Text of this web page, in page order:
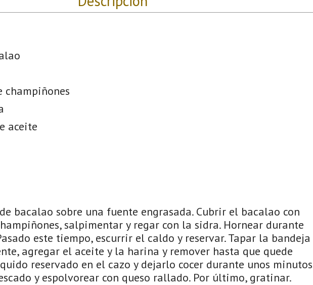
champiñones
aceite
bacalao sobre una fuente engrasada. Cubrir el bacalao con
salpimentar y regar con la sidra. Hornear durante
este tiempo, escurrir el caldo y reservar. Tapar la bandeja
agregar el aceite y la harina y remover hasta que quede
reservado en el cazo y dejarlo cocer durante unos
y espolvorear con queso rallado. Por último, gratinar.